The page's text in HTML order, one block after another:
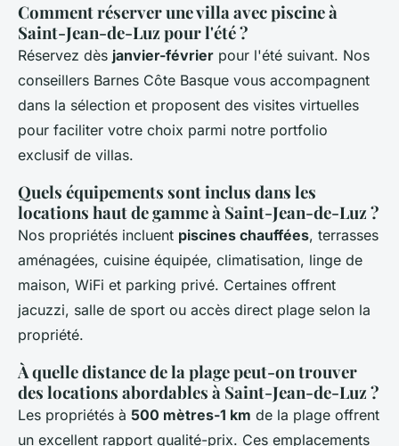
Comment réserver une villa avec piscine à
Saint-Jean-de-Luz pour l'été ?
Réservez dès janvier-février pour l'été suivant. Nos
conseillers Barnes Côte Basque vous accompagnent
dans la sélection et proposent des visites virtuelles
pour faciliter votre choix parmi notre portfolio
exclusif de villas.
Quels équipements sont inclus dans les
locations haut de gamme à Saint-Jean-de-Luz ?
Nos propriétés incluent piscines chauffées, terrasses
aménagées, cuisine équipée, climatisation, linge de
maison, WiFi et parking privé. Certaines offrent
jacuzzi, salle de sport ou accès direct plage selon la
propriété.
À quelle distance de la plage peut-on trouver
des locations abordables à Saint-Jean-de-Luz ?
Les propriétés à 500 mètres-1 km de la plage offrent
un excellent rapport qualité-prix. Ces emplacements